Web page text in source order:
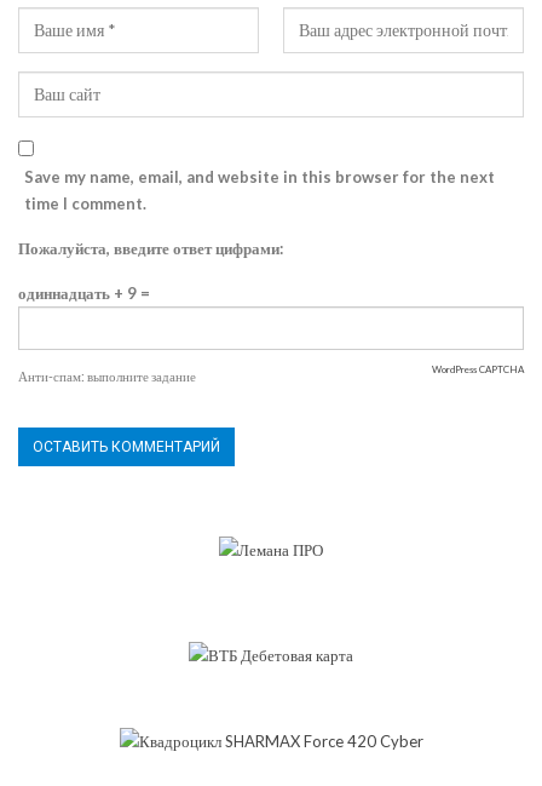
Save my name, email, and website in this browser for the next
time I comment.
Пожалуйста, введите ответ цифрами:
одиннадцать + 9 =
Анти-спам: выполните задание WordPress CAPTCHA